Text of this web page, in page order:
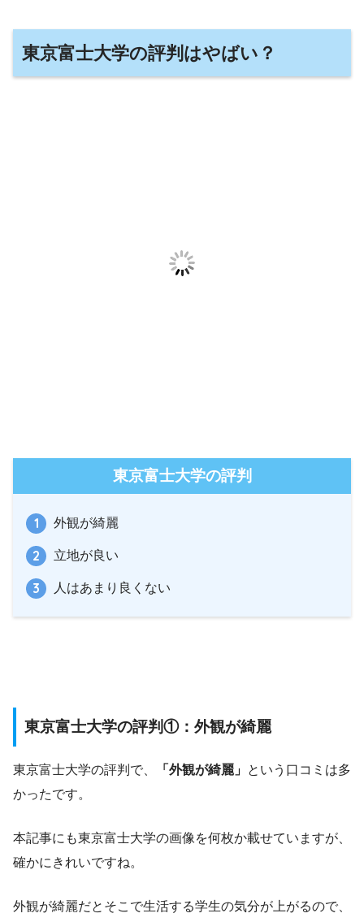
東京富士大学の評判はやばい？
東京富士大学の評判
外観が綺麗
立地が良い
人はあまり良くない
東京富士大学の評判①：外観が綺麗
東京富士大学の評判で、 「外観が綺麗」 という口コミは多
かったです。
本記事にも東京富士大学の画像を何枚か載せていますが、
確かにきれいですね。
外観が綺麗だとそこで生活する学生の気分が上がるので、